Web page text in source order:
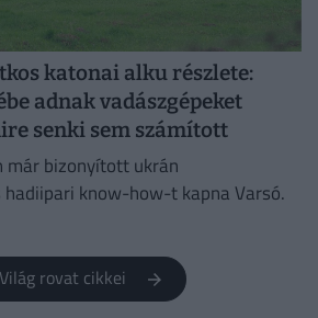
katonai alku részlete:
adnak vadászgépeket
senki sem számított
már bizonyított ukrán
know-how-t kapna Varsó.
rovat cikkei